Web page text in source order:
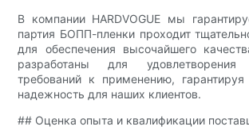
В компании HARDVOGUE мы
партия БОПП-пленки проходит
для обеспечения высочайшего
разработаны для удовлетворения
требований к применению, гарантируя
надежность для наших клиентов.
## Оценка опыта и квалификации